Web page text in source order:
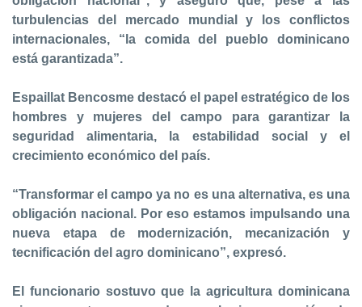
turbulencias del mercado mundial y los conflictos
internacionales, “la comida del pueblo dominicano
está garantizada”.
Espaillat Bencosme destacó el papel estratégico de los
hombres y mujeres del campo para garantizar la
seguridad alimentaria, la estabilidad social y el
crecimiento económico del país.
“Transformar el campo ya no es una alternativa, es una
obligación nacional. Por eso estamos impulsando una
nueva etapa de modernización, mecanización y
tecnificación del agro dominicano”, expresó.
El funcionario sostuvo que la agricultura dominicana